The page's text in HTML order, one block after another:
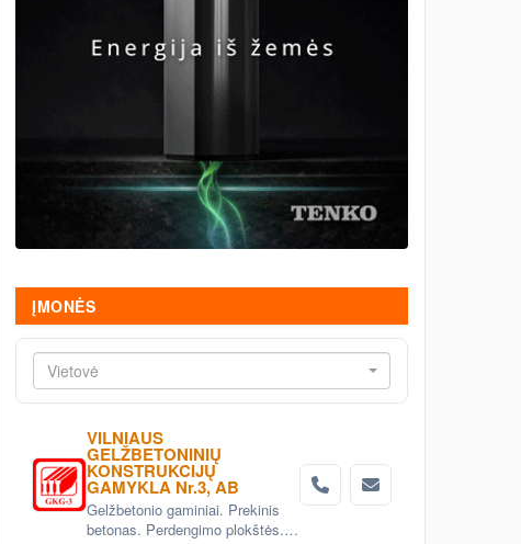
ĮMONĖS
Vietovė
VILNIAUS
GELŽBETONINIŲ
KONSTRUKCIJŲ
GAMYKLA Nr.3, AB
Gelžbetonio gaminiai. Prekinis
betonas. Perdengimo plokštės.